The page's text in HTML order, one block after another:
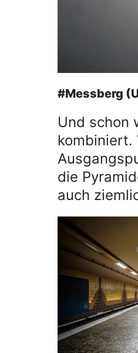
#Messberg
Und schon
kombiniert.
die
auch